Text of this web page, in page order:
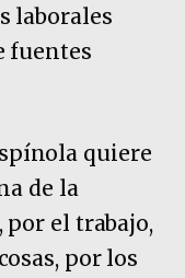
laborales
fuentes
quiere
de la
el trabajo,
por los